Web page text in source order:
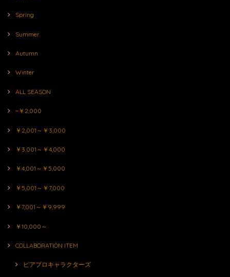
Spring
Summer
Autumn
Winter
ALL SEASON
~￥2,000
￥2,001～￥3,000
￥3,001～￥4,000
￥4,001～￥5,000
￥5,001～￥7,000
￥7,001～￥9,999
￥10,000～
COLLABORATION ITEM
ピアプロキャラクターズ